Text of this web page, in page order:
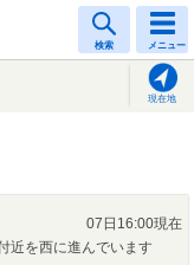
検索 メニュー
現在地
07日16:00現在
近を西に進んでいます